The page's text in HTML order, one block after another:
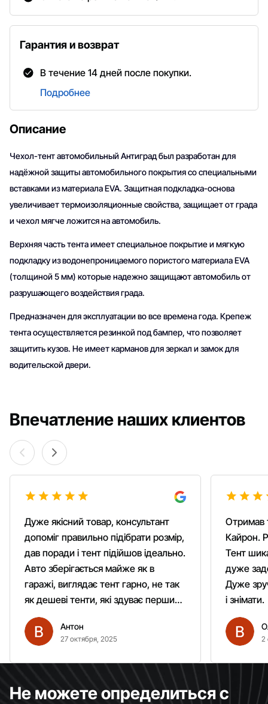
Описание
Чехол-тент автомобильный Антиград был разработан для
надёжной защиты автомобильного покрытия со специальными
вставками из материала EVA. Защитная подкладка-основа
увеличивает термоизоляционные свойства, защищает от града
и чехол мягче ложится на автомобиль.
Верхняя часть тента имеет специальное покрытие и мягкую
подкладку из водонепроницаемого пористого материала EVA
(толщиной 5 мм) которые надежно защищают автомобиль от
разрушающего воздействия града.
Предназначен для эксплуатации во все времена года. Крепеж
тента осуществляется резинкой под бампер, что позволяет
защитить кузов. Не имеет карманов для зеркал и замок для
водительской двери.
Гарантия и возврат
В течение 14 дней после покупки.
Подробнее
Впечатление наших клиентов
Дуже якісний товар, консультант
допоміг правильно підібрати розмір,
дав поради і тент підійшов ідеально.
Авто зберігається майже як в
гаражі, виглядає тент гарно, не так
як дешеві тенти, які здуває першим
вітром. Гарно кріпиться.
Рекомендую однозначно!
Антон
27 октября, 2025
Отримав
Кайрон.
Тент
дуже
Дуже
і знімати.
2
Не можете определиться с